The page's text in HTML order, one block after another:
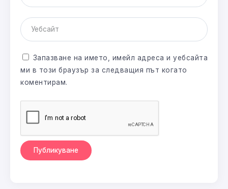
Запазване на името, имейл адреса и уебсайта
ми в този браузър за следващия път когато
коментирам.